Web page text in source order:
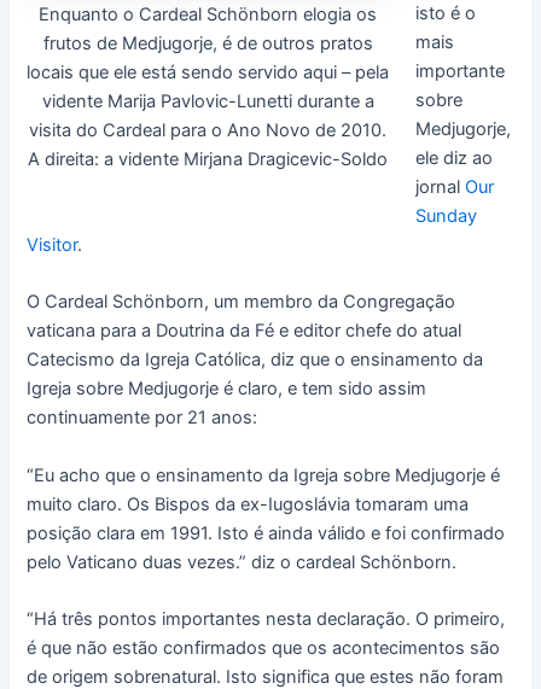
Enquanto o Cardeal Schönborn elogia os
frutos de Medjugorje, é de outros pratos
locais que ele está sendo servido aqui – pela
vidente Marija Pavlovic-Lunetti durante a
visita do Cardeal para o Ano Novo de 2010.
A direita: a vidente Mirjana Dragicevic-Soldo
isto é o
mais
importante
sobre
Medjugorje,
ele diz ao
jornalOur
Sunday
Visitor.
O Cardeal Schönborn, um membro da Congregação
vaticana para a Doutrina da Fé e editor chefe do atual
Catecismo da Igreja Católica, diz que o ensinamento da
Igreja sobre Medjugorje é claro, e tem sido assim
continuamente por 21 anos:
“Eu acho que o ensinamento da Igreja sobre Medjugorje é
muito claro. Os Bispos da ex-Iugoslávia tomaram uma
posição clara em 1991. Isto é ainda válido e foi confirmado
pelo Vaticano duas vezes.” diz o cardeal Schönborn.
“Há três pontos importantes nesta declaração. O primeiro,
é que não estão confirmados que os acontecimentos são
de origem sobrenatural. Isto significa que estes não foram